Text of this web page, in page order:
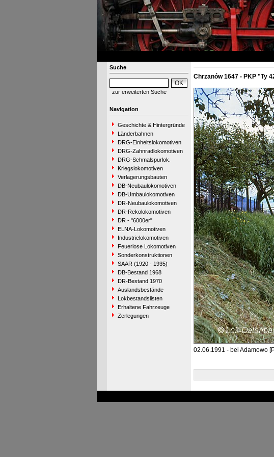
Suche
zur erweiterten Suche
Navigation
Geschichte & Hintergründe
Länderbahnen
DRG-Einheitslokomotiven
DRG-Zahnradlokomotiven
DRG-Schmalspurlok.
Kriegslokomotiven
Verlagerungsbauten
DB-Neubaulokomotiven
DB-Umbaulokomotiven
DR-Neubaulokomotiven
DR-Rekolokomotiven
DR - "6000er"
ELNA-Lokomotiven
Industrielokomotiven
Feuerlose Lokomotiven
Sonderkonstruktionen
SAAR (1920 - 1935)
DB-Bestand 1968
DR-Bestand 1970
Auslandsbestände
Lokbestandslisten
Erhaltene Fahrzeuge
Zerlegungen
Chrzanów 1647 - PKP "Ty
02.06.1991 - bei Adamowo